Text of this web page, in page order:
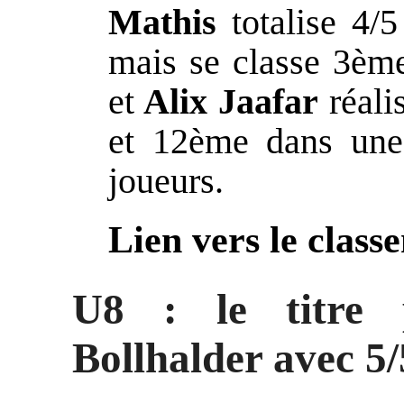
Mathis totalise 4/
mais se classe
et Alix Jaafar
et 12ème dans
joueurs.
Lien vers le
U8 : le titre
Bollhalder avec